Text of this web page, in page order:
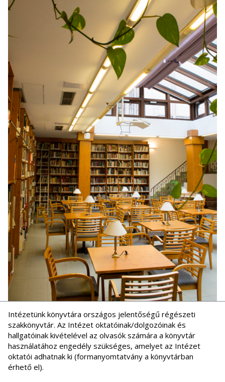
Intézetünk könyvtára országos jelentőségű régészeti
szakkönyvtár. Az Intézet oktatóinak/dolgozóinak és
hallgatóinak kivételével az olvasók számára a könyvtár
használatához engedély szükséges, amelyet az Intézet
oktatói adhatnak ki (formanyomtatvány a könyvtárban
érhető el).